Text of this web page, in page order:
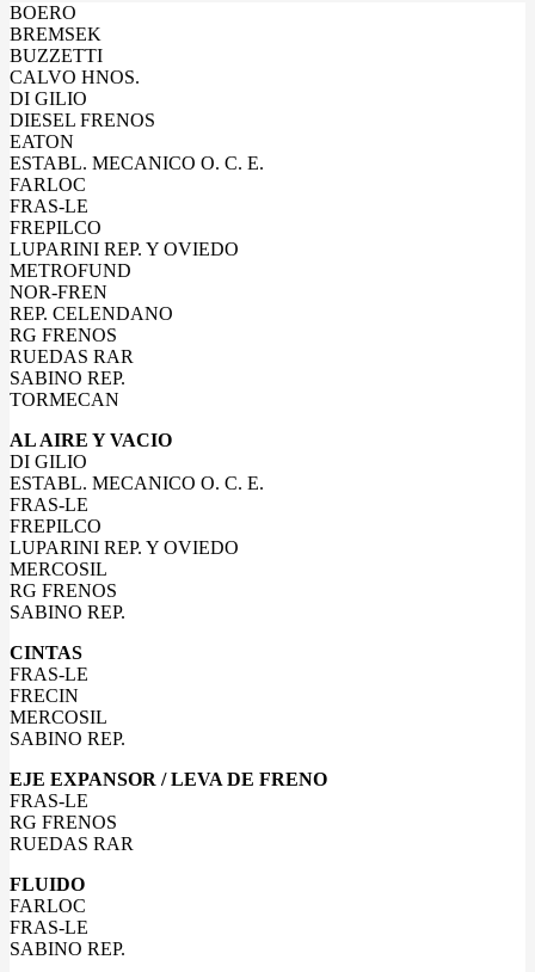
BOERO
BREMSEK
BUZZETTI
CALVO HNOS.
DI GILIO
DIESEL FRENOS
EATON
ESTABL. MECANICO O. C. E.
FARLOC
FRAS-LE
FREPILCO
LUPARINI REP. Y OVIEDO
METROFUND
NOR-FREN
REP. CELENDANO
RG FRENOS
RUEDAS RAR
SABINO REP.
TORMECAN
AL AIRE Y VACIO
DI GILIO
ESTABL. MECANICO O. C. E.
FRAS-LE
FREPILCO
LUPARINI REP. Y OVIEDO
MERCOSIL
RG FRENOS
SABINO REP.
CINTAS
FRAS-LE
FRECIN
MERCOSIL
SABINO REP.
EJE EXPANSOR / LEVA DE FRENO
FRAS-LE
RG FRENOS
RUEDAS RAR
FLUIDO
FARLOC
FRAS-LE
SABINO REP.